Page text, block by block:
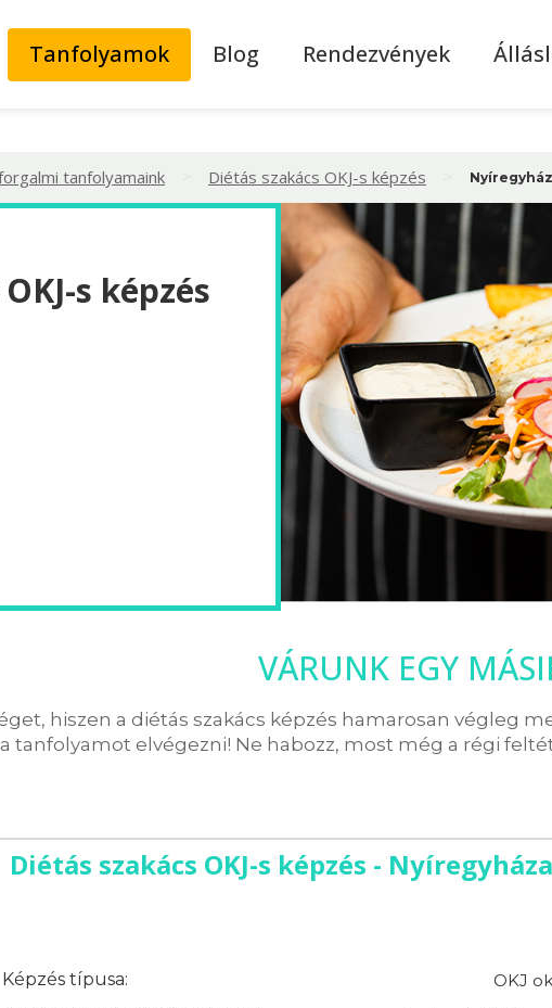
Tanfolyamok Blog Rendezvények
tanfolyamaink Diétás szakács OKJ-s képzés
s képzés
VÁRUNK EGY
hiszen a diétás szakács képzés hamarosan végleg
tanfolyamot elvégezni! Ne habozz, most még a régi
Diétás szakács OKJ-s képzés - Nyíregyháza
Képzés típusa:
OKJ